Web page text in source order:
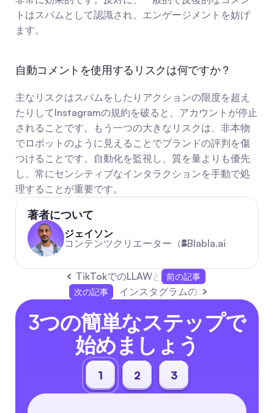
トはスパムとして認識され、エンゲージメントを妨げ
ます。
自動コメントを使用するリスクは何ですか？
主なリスクはスパムをしたりアクションの限度を超え
たりしてInstagramの規約を破ると、アカウントが停止
されることです。もう一つの大きなリスクは、非本物
でロボットのように見えることでブランドの評判を傷
つけることです。自動化を監視し、質を量よりも優先
し、常にセンシティブなインタラクションを手動で処
理することが重要です。
著者について
ジェイソン
コンテンツクリエーター（ Blabla.ai
TikTokでのLLAWとオーブリー・ワイアット
前の記事
次の記事
インスタグラムのコメントを自動
3つの簡単なステップで
始めましょう
1 2 3